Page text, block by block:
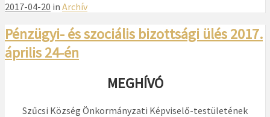
2017-04-20 in Archív
Pénzügyi- és szociális bizottsági ülés 2017.
április 24-én
MEGHÍVÓ
Szűcsi Község Önkormányzati Képviselő-testületének